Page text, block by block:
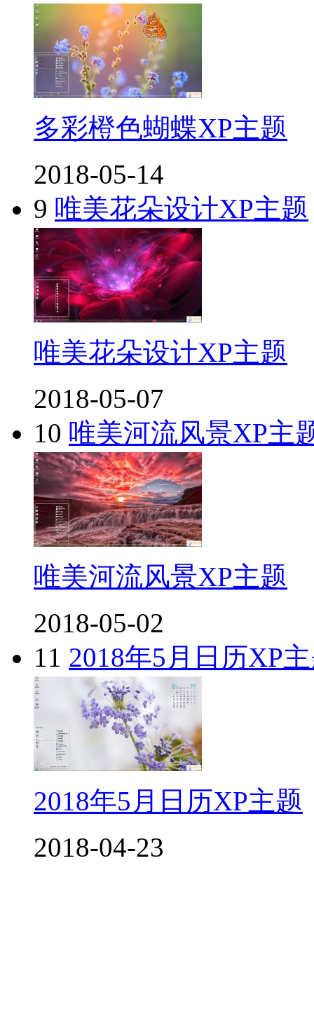
多彩橙色蝴蝶XP主题
2018-05-14
9 唯美花朵设计XP主题
唯美花朵设计XP主题
2018-05-07
10 唯美河流风景XP主
唯美河流风景XP主题
2018-05-02
11 2018年5月日历XP
2018年5月日历XP主题
2018-04-23